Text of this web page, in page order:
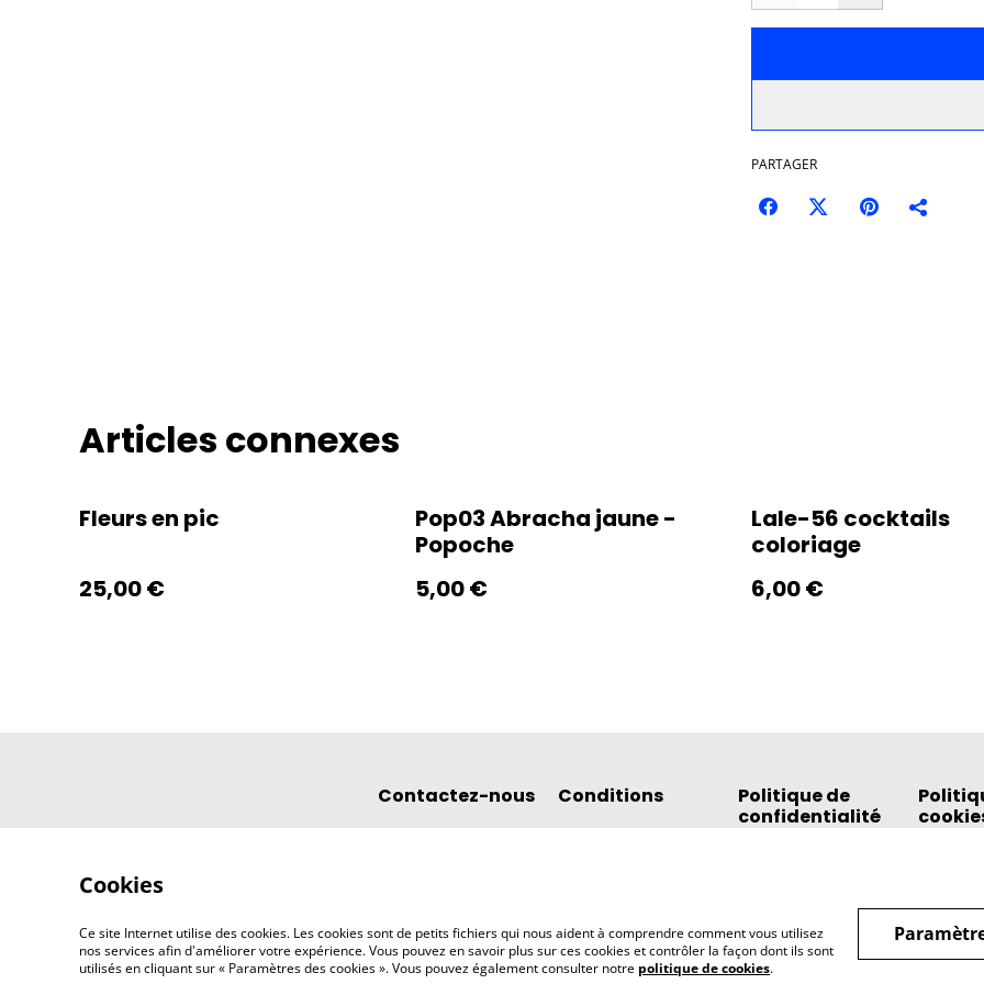
PARTAGER
Articles connexes
Fleurs en pic
25,00 €
Pop03 Abracha jaune -
Popoche
5,00 €
Lale-56 cocktails
coloriage
6,00 €
Contactez-nous Conditions
Politique de
confidentialité
©2026 l'éclipse
Cookies
Ce site Internet utilise des cookies. Les cookies sont de petits fichiers qui nous aident à comprendre comment vous utilisez
nos services afin d'améliorer votre expérience. Vous pouvez en savoir plus sur ces cookies et contrôler la façon dont ils sont
utilisés en cliquant sur « Paramètres des cookies ». Vous pouvez également consulter notre politique de cookies.